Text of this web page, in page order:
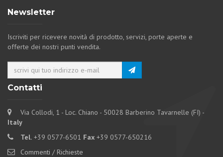
Newsletter
Iscriviti per ricevere novità di prodotto, servizi, porte aperte e
offerte dei nostri punti vendita.
Contatti
Via Collodi, 1 - Loc. Chiano - 50028 Barberino Tavarnelle (FI) -
Italy
Tel. +39 0577-6501 Fax +39 0577-650216
Commenti / Richieste